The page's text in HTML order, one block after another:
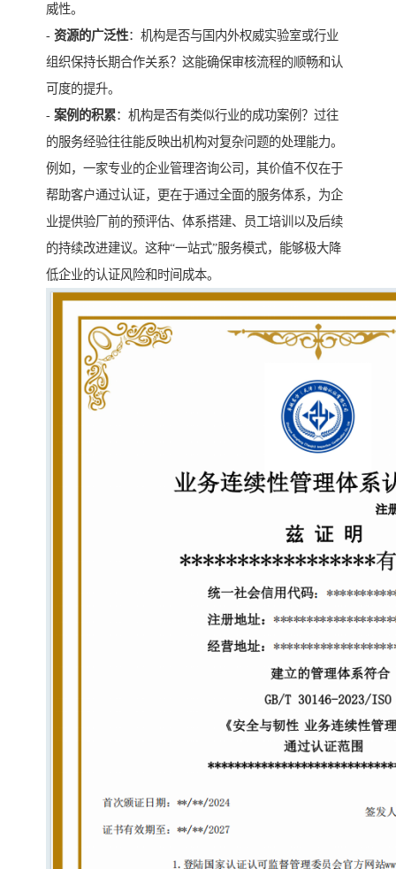
威性。
- 资源的广泛性：机构是否与国内外权威实验室或行业
组织保持长期合作关系？这能确保审核流程的顺畅和认
可度的提升。
- 案例的积累：机构是否有类似行业的成功案例？过往
的服务经验往往能反映出机构对复杂问题的处理能力。
例如，一家专业的企业管理咨询公司，其价值不仅在于
帮助客户通过认证，更在于通过全面的服务体系，为企
业提供验厂前的预评估、体系搭建、员工培训以及后续
的持续改进建议。这种“一站式”服务模式，能够极大降
低企业的认证风险和时间成本。